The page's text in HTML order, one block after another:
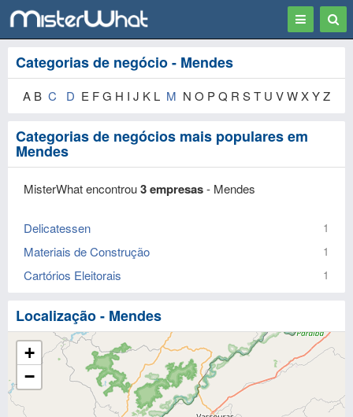
Toggle
Categorias de negócio - Mendes
A B C D E F G H I J K L M N O P Q R S T U V W X Y Z
Categorias de negócios mais populares em
Mendes
MisterWhat encontrou3 empresas- Mendes
Delicatessen 1
Materiais de Construção 1
Cartórios Eleitorais 1
Localização - Mendes
+
−